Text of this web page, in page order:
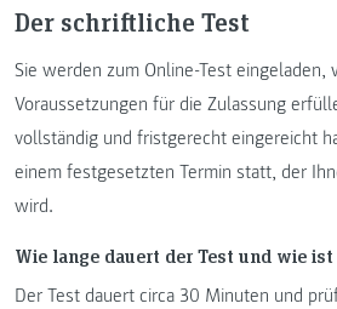
Der schriftliche Test
Sie werden zum Online-Test eingeladen,
Voraussetzungen für die Zulassung
vollständig und fristgerecht eingereicht
einem festgesetzten Termin statt, der
wird.
Wie lange dauert der Test und wie
Der Test dauert circa 30 Minuten und